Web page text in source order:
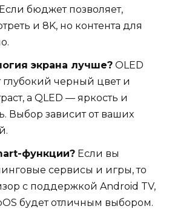
бюджет позволяет,
и 8K, но контента для
экрана лучше? OLED
глубокий черный цвет и
а QLED — яркость и
Выбор зависит от ваших
функции? Если вы
сервисы и игры, то
с поддержкой Android TV,
будет отличным выбором.